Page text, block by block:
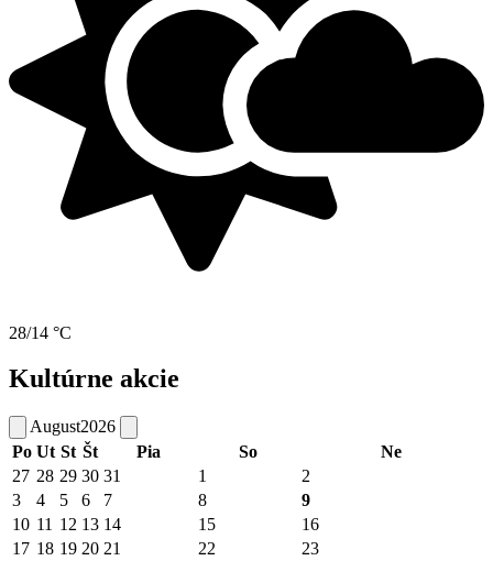
28/14 °C
Kultúrne akcie
August2026
Po Ut St Št Pia So
Ne
27 28 29 30 31 1
2
3
4 5 6 7 8
9
10 11 12 13 14 15
16
17 18 19 20 21 22 23